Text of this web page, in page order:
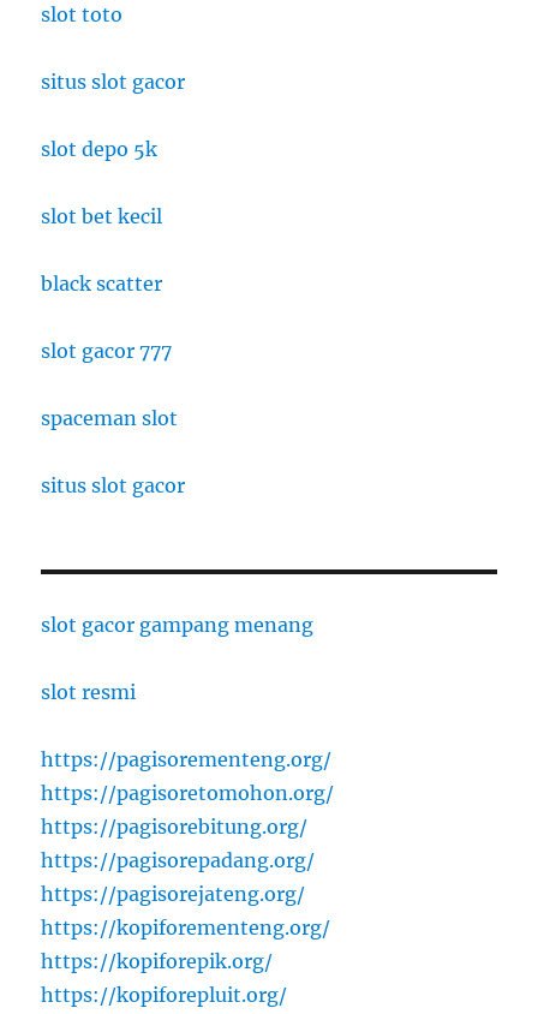
slot toto
situs slot gacor
slot depo 5k
slot bet kecil
black scatter
slot gacor 777
spaceman slot
situs slot gacor
slot gacor gampang menang
slot resmi
https://pagisorementeng.org/
https://pagisoretomohon.org/
https://pagisorebitung.org/
https://pagisorepadang.org/
https://pagisorejateng.org/
https://kopiforementeng.org/
https://kopiforepik.org/
https://kopiforepluit.org/